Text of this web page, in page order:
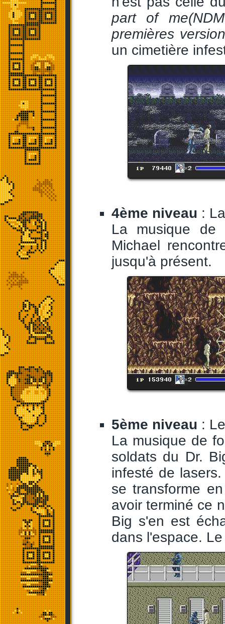
part of me
premières
un cimetière
4ème niveau :
La musique
Michael
jusqu'à présent.
5ème niveau :
La musique de
soldats du Dr.
infesté de
se transforme
avoir terminé ce
Big s'en est
dans l'espace.